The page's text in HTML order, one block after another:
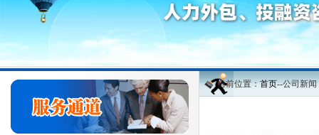
当前位置：首页--公司新闻